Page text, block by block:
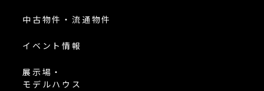
中古物件・流通物件
イベント情報
展示場・
モデルハウス